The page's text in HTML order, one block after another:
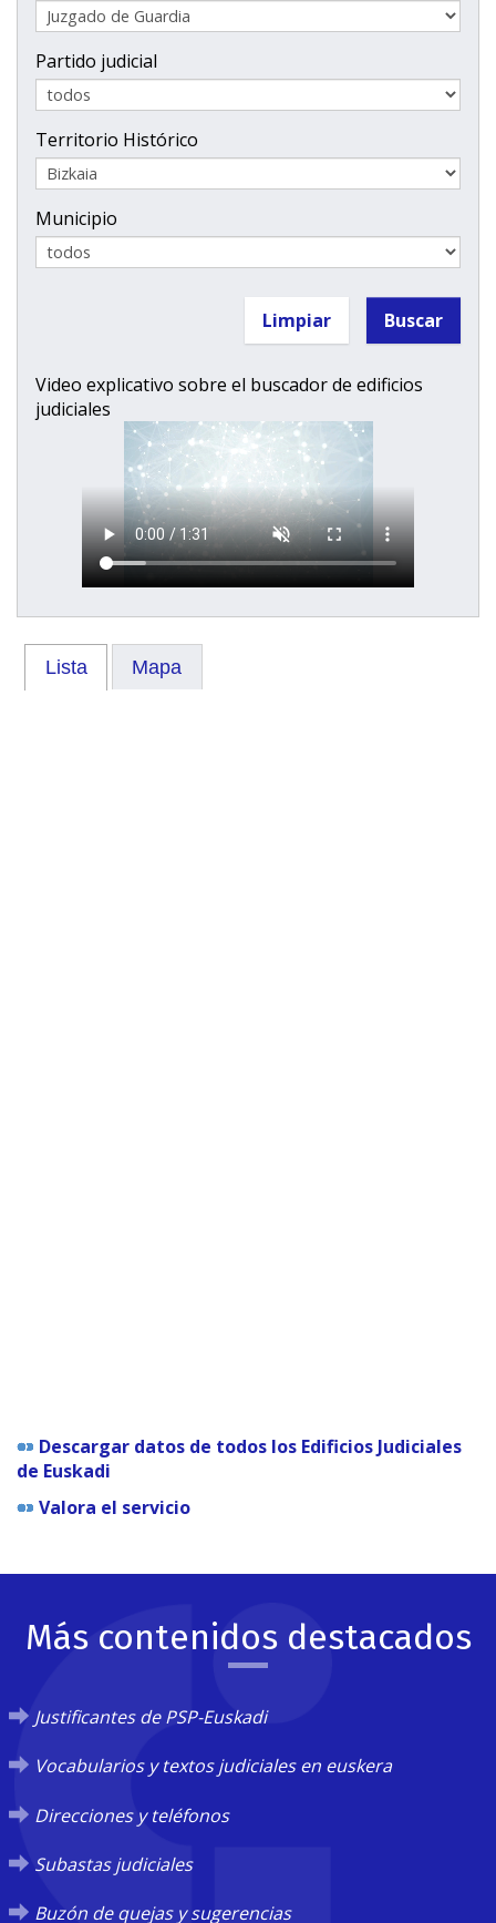
Partido judicial
Territorio Histórico
Municipio
Video explicativo sobre el buscador de edificios
judiciales
Lista Mapa
Descargar datos de todos los Edificios Judiciales
de Euskadi
Valora el servicio
Más contenidos destacados
Justificantes de PSP-Euskadi
Vocabularios y textos judiciales en euskera
Direcciones y teléfonos
Subastas judiciales
Buzón de quejas y sugerencias